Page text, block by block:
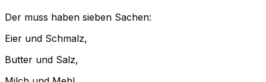
Der muss haben sieben Sachen:
Eier und Schmalz,
Butter und Salz,